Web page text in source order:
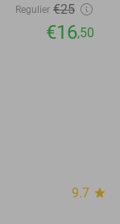
Regulier €25
€16,50
9.7 star